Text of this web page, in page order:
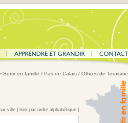
Sortir en famille / Pas-de-Calais / Offices de Tourisme
ville trier par ordre alphabétique